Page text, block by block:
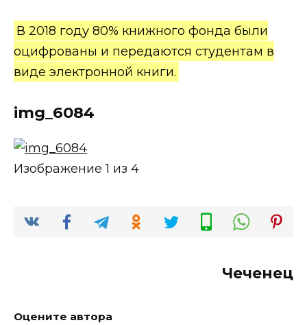
В 2018 году 80% книжного фонда были
оцифрованы и передаются студентам в
виде электронной книги.
img_6084
Изображение 1 из 4
Чеченец
Оцените автора